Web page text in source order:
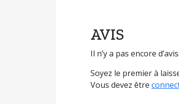
AVIS
Il n’y a pas encore d’avis.
Soyez le premier à
Vous devez être